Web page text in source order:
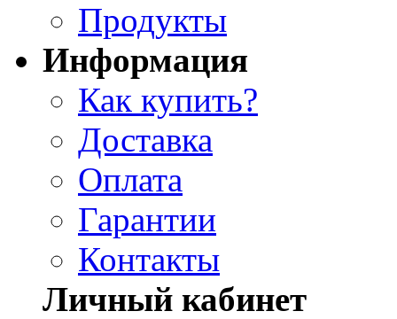
Продукты
Информация
Как купить?
Доставка
Оплата
Гарантии
Контакты
Личный кабинет